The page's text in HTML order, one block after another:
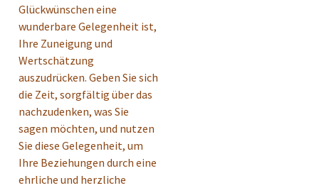
Glückwünschen eine
wunderbare Gelegenheit ist,
Ihre Zuneigung und
Wertschätzung
auszudrücken. Geben Sie sich
die Zeit, sorgfältig über das
nachzudenken, was Sie
sagen möchten, und nutzen
Sie diese Gelegenheit, um
Ihre Beziehungen durch eine
ehrliche und herzliche